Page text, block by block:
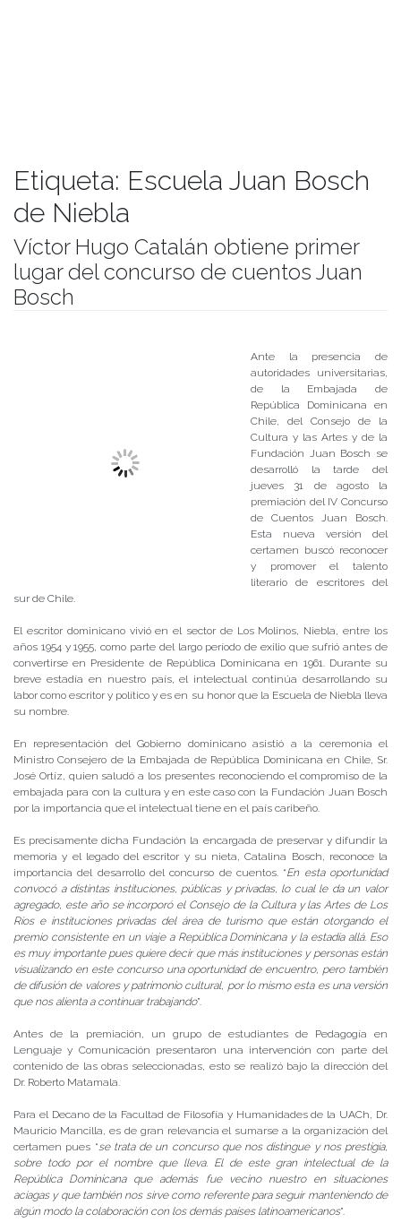
Etiqueta: Escuela Juan Bosch
de Niebla
Víctor Hugo Catalán obtiene primer
lugar del concurso de cuentos Juan
Bosch
Ante la presencia de
autoridades universitarias,
de la Embajada de
República Dominicana en
Chile, del Consejo de la
Cultura y las Artes y de la
Fundación Juan Bosch se
desarrolló la tarde del
jueves 31 de agosto la
premiación del IV Concurso
de Cuentos Juan Bosch.
Esta nueva versión del
certamen buscó reconocer
y promover el talento
literario de escritores del
sur de Chile.
El escritor dominicano vivió en el sector de Los Molinos, Niebla, entre los
años 1954 y 1955, como parte del largo período de exilio que sufrió antes de
convertirse en Presidente de República Dominicana en 1961. Durante su
breve estadía en nuestro país, el intelectual continúa desarrollando su
labor como escritor y político y es en su honor que la Escuela de Niebla lleva
su nombre.
En representación del Gobierno dominicano asistió a la ceremonia el
Ministro Consejero de la Embajada de República Dominicana en Chile, Sr.
José Ortíz, quien saludó a los presentes reconociendo el compromiso de la
embajada para con la cultura y en este caso con la Fundación Juan Bosch
por la importancia que el intelectual tiene en el país caribeño.
Es precisamente dicha Fundación la encargada de preservar y difundir la
memoria y el legado del escritor y su nieta, Catalina Bosch, reconoce la
importancia del desarrollo del concurso de cuentos. “En esta oportunidad
convocó a distintas instituciones, públicas y privadas, lo cual le da un valor
agregado, este año se incorporó el Consejo de la Cultura y las Artes de Los
Ríos e instituciones privadas del área de turismo que están otorgando el
premio consistente en un viaje a República Dominicana y la estadía allá. Eso
es muy importante pues quiere decir que más instituciones y personas están
visualizando en este concurso una oportunidad de encuentro, pero también
de difusión de valores y patrimonio cultural, por lo mismo esta es una versión
que nos alienta a continuar trabajando”.
Antes de la premiación, un grupo de estudiantes de Pedagogía en
Lenguaje y Comunicación presentaron una intervención con parte del
contenido de las obras seleccionadas, esto se realizó bajo la dirección del
Dr. Roberto Matamala.
Para el Decano de la Facultad de Filosofía y Humanidades de la UACh, Dr.
Mauricio Mancilla, es de gran relevancia el sumarse a la organización del
certamen pues “ se trata de un concurso que nos distingue y nos prestigia,
sobre todo por el nombre que lleva. El de este gran intelectual de la
República Dominicana que además fue vecino nuestro en situaciones
aciagas y que también nos sirve como referente para seguir manteniendo de
algún modo la colaboración con los demás países latinoamericanos”.